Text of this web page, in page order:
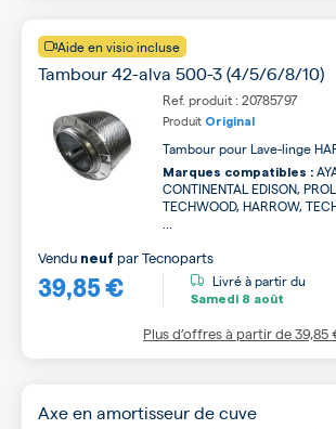
Aide en visio incluse
Tambour 42-alva 500-3 (4/5/6/8/10)
Ref. produit : 20785797
Produit Original
Tambour pour Lave-linge
Marques compatibles :
CONTINENTAL EDISON,
TECHWOOD, HARROW,
39,85 €
Vendu neuf parTecnoparts
Livré à partir du
Samedi 8 août
Plus d’offres à partir de39,85
Axe en amortisseur de cuve